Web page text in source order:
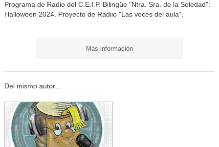
Programa de Radio del C.E.I.P. Bilingüe "Ntra. Sra. de la Soledad":
Halloween 2024. Proyecto de Radiio "Las voces del aula".
Más información
Del mismo autor…